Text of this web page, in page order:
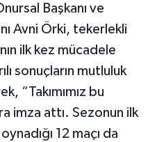
Başkanı ve
Avni Örki, tekerlekli
ilk kez mücadele
sonuçların mutluluk
“Takımımız bu
imza attı. Sezonun ilk
12 maçı da